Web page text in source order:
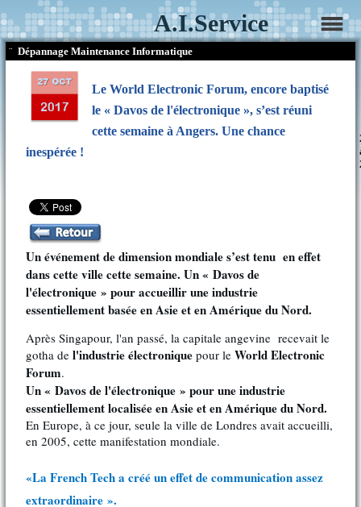
A.I.Service
¨ Dépannage Maintenance Informatique
Le World Electronic Forum, encore baptisé
le « Davos de l'électronique », s’est réuni
cette semaine à Angers. Une chance
inespérée !
Un événement de dimension mondiale s’est tenu en effet
dans cette ville cette semaine. Un « Davos de
l'électronique » pour accueillir une industrie
essentiellement basée en Asie et en Amérique du Nord.
Après Singapour, l'an passé, la capitale angevine recevait le
gotha de l'industrie électronique pour le World Electronic
Forum.
Un « Davos de l'électronique » pour une industrie
essentiellement localisée en Asie et en Amérique du Nord.
En Europe, à ce jour, seule la ville de Londres avait accueilli,
en 2005, cette manifestation mondiale.
«La French Tech a créé un effet de communication assez
extraordinaire ».